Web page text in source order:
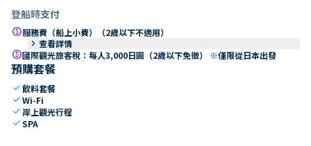
登船時支付
paid服務費（船上小費）（2歲以下不適用）
keyboard_arrow_right 查看詳情
paid國際觀光旅客稅：每人3,000日圓（2歲以下免徵） ※僅限從日本出發
預購套餐
check飲料套餐
checkWi-Fi
check 岸上觀光行程
checkSPA